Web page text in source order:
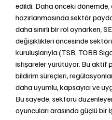
edildi. Daha önceki dönemde,
hazırlanmasında sektör
daha sınırlı bir rol oynarken,
değişiklikleri öncesinde
kuruluşlarıyla (TSB, TOBB
istişareler yürütüyor. Bu aktif
bildirim süreçleri,
daha uyumlu, kapsayıcı ve
Bu sayede, sektörü
oyuncuları arasında güçlü bir